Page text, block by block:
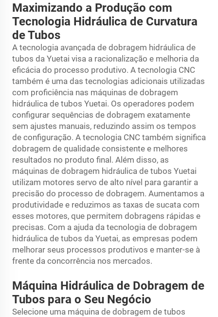
Maximizando a Produção com
Tecnologia Hidráulica de Curvatura
de Tubos
A tecnologia avançada de dobragem hidráulica de
tubos da Yuetai visa a racionalização e melhoria da
eficácia do processo produtivo. A tecnologia CNC
também é uma das tecnologias adicionais utilizadas
com proficiência nas máquinas de dobragem
hidráulica de tubos Yuetai. Os operadores podem
configurar sequências de dobragem exatamente
sem ajustes manuais, reduzindo assim os tempos
de configuração. A tecnologia CNC também significa
dobragem de qualidade consistente e melhores
resultados no produto final. Além disso, as
máquinas de dobragem hidráulica de tubos Yuetai
utilizam motores servo de alto nível para garantir a
precisão do processo de dobragem. Aumentamos a
produtividade e reduzimos as taxas de sucata com
esses motores, que permitem dobragens rápidas e
precisas. Com a ajuda da tecnologia de dobragem
hidráulica de tubos da Yuetai, as empresas podem
melhorar seus processos produtivos e manter-se à
frente da concorrência nos mercados.
Máquina Hidráulica de Dobragem de
Tubos para o Seu Negócio
Selecione uma máquina de dobragem de tubos